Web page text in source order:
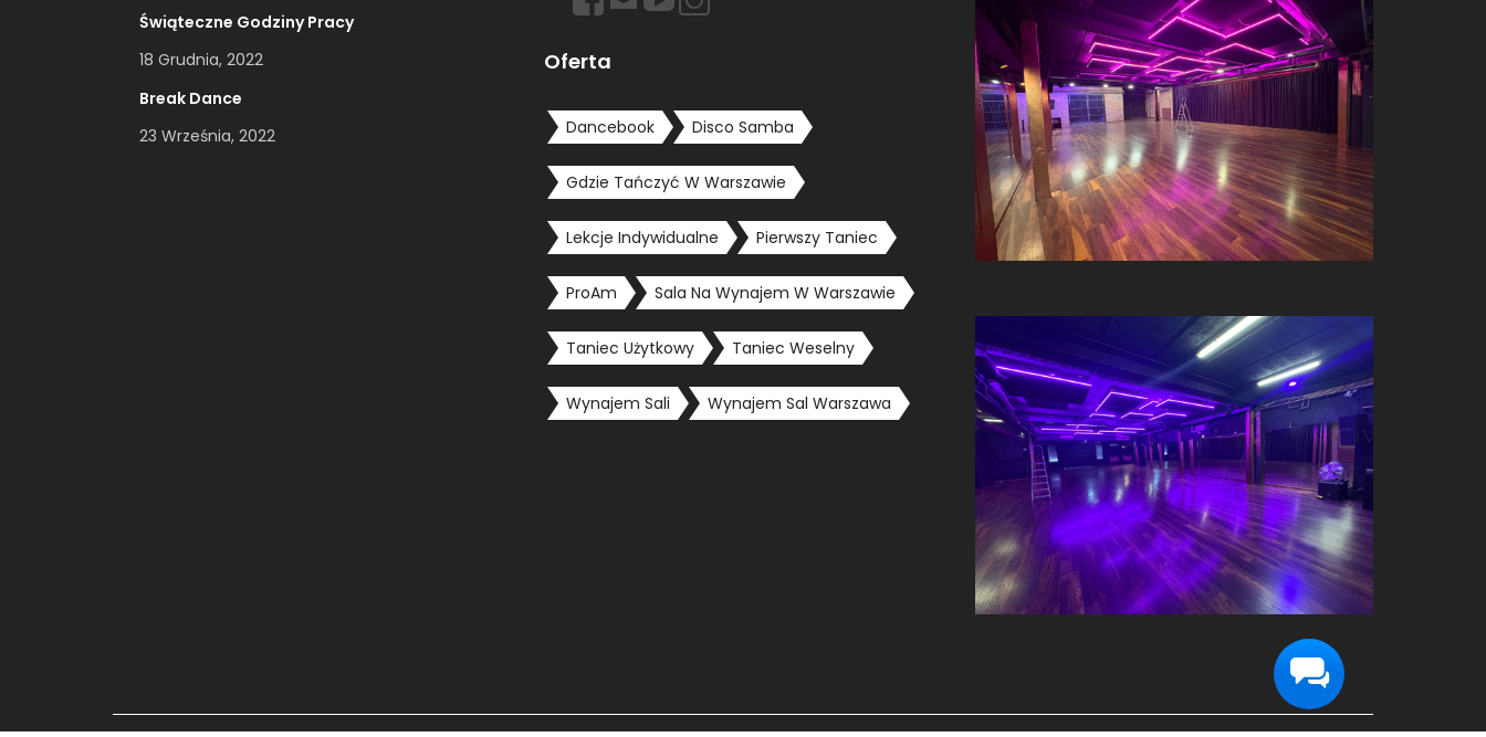
Świąteczne Godziny Pracy
18 Grudnia, 2022
Break Dance
23 Września, 2022
Oferta
Dancebook Disco Samba
Gdzie Tańczyć W Warszawie
Lekcje Indywidualne Pierwszy Taniec
ProAm Sala Na Wynajem W Warszawie
Taniec Użytkowy Taniec Weselny
Wynajem Sali Wynajem Sal Warszawa